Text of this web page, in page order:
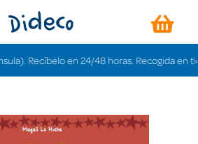
en 24/48 horas. Recogida en